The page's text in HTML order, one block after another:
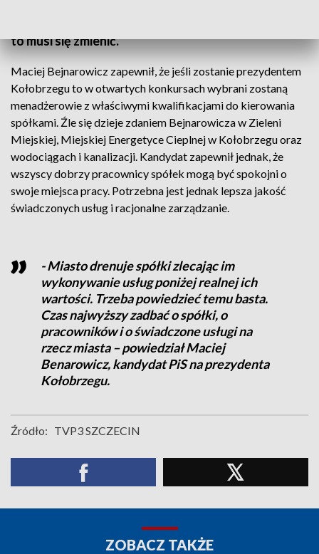
to musi się zmienić.
Maciej Bejnarowicz zapewnił, że jeśli zostanie prezydentem
Kołobrzegu to w otwartych konkursach wybrani zostaną
menadżerowie z właściwymi kwalifikacjami do kierowania
spółkami. Źle się dzieje zdaniem Bejnarowicza w Zieleni
Miejskiej, Miejskiej Energetyce Cieplnej w Kołobrzegu oraz
wodociągach i kanalizacji. Kandydat zapewnił jednak, że
wszyscy dobrzy pracownicy spółek mogą być spokojni o
swoje miejsca pracy. Potrzebna jest jednak lepsza jakość
świadczonych usług i racjonalne zarządzanie.
- Miasto drenuje spółki zlecając im
wykonywanie usług poniżej realnej ich
wartości. Trzeba powiedzieć temu basta.
Czas najwyższy zadbać o spółki, o
pracowników i o świadczone usługi na
rzecz miasta – powiedział Maciej
Benarowicz, kandydat PiS na prezydenta
Kołobrzegu.
Źródło: TVP3 SZCZECIN
ZOBACZ TAKŻE